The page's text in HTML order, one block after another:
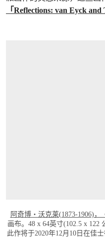
「Reflections: van Eyck and
阿奇博‧沃克莱(1873-1906)，
画布。48 x 64英寸(102.5 x 122
此作将于2020年12月10日在佳